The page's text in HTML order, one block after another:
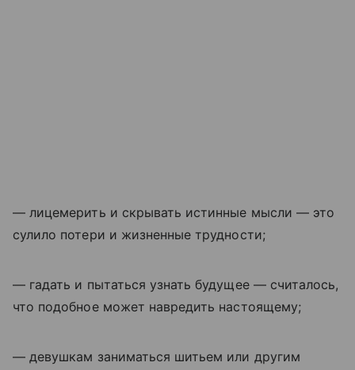
— лицемерить и скрывать истинные мысли — это
сулило потери и жизненные трудности;
— гадать и пытаться узнать будущее — считалось,
что подобное может навредить настоящему;
— девушкам заниматься шитьем или другим